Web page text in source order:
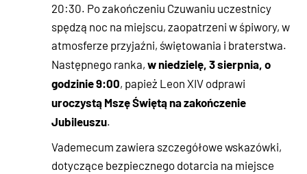
20:30. Po zakończeniu Czuwaniu uczestnicy
spędzą noc na miejscu, zaopatrzeni w śpiwory, w
atmosferze przyjaźni, świętowania i braterstwa.
Następnego ranka,w niedzielę, 3 sierpnia, o
godzinie 9:00, papież Leon XIV odprawi
uroczystą Mszę Świętą na zakończenie
Jubileuszu.
Vademecum zawiera szczegółowe wskazówki,
dotyczące bezpiecznego dotarcia na miejsce